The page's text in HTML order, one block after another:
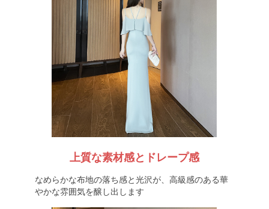
上質な素材感とドレープ感
なめらかな布地の落ち感と光沢が、高級感のある華
やかな雰囲気を醸し出します